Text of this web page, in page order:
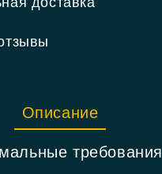
Описание
требования